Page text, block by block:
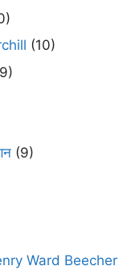
(10)
(9)
Ward Beecher